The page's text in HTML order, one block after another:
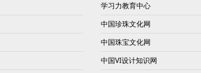
学习力教育中心
中国珍珠文化网
中国珠宝文化网
中国VI设计知识网